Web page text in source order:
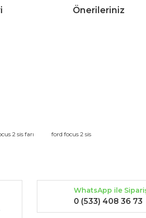
Önerileriniz
tarafımıza iletebilirsiniz.
2 sis farı
ford focus 2 sis
WhatsApp ile
0 (533) 408 36 73